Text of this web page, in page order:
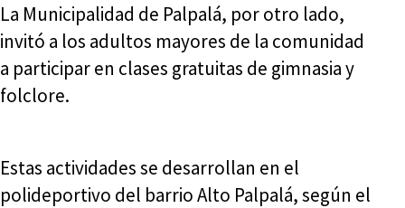
La Municipalidad de Palpalá, por otro lado,
invitó a los adultos mayores de la comunidad
a participar en clases gratuitas de gimnasia y
folclore.
Estas actividades se desarrollan en el
polideportivo del barrio Alto Palpalá, según el